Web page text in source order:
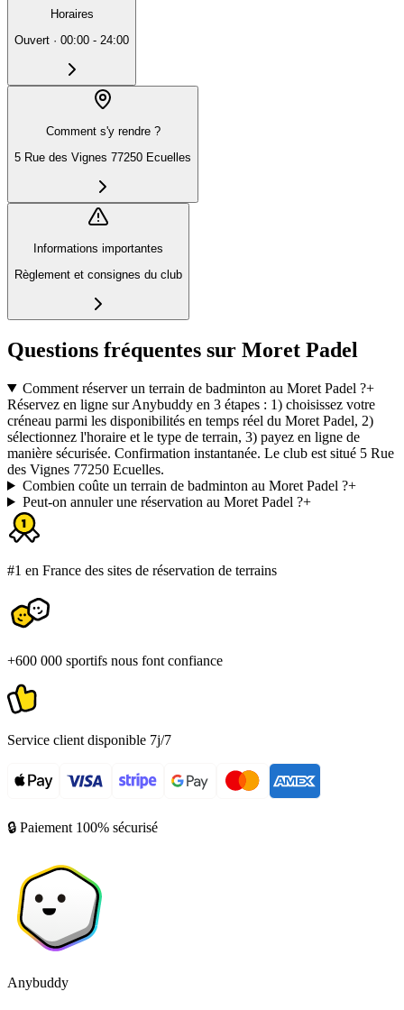
Horaires
Ouvert · 00:00 - 24:00
Comment s'y rendre ?
5 Rue des Vignes 77250 Ecuelles
Informations importantes
Règlement et consignes du club
Questions fréquentes sur Moret Padel
Comment réserver un terrain de badminton au Moret Padel ?+
Réservez en ligne sur Anybuddy en 3 étapes : 1) choisissez votre
créneau parmi les disponibilités en temps réel du Moret Padel, 2)
sélectionnez l'horaire et le type de terrain, 3) payez en ligne de
manière sécurisée. Confirmation instantanée. Le club est situé 5 Rue
des Vignes 77250 Ecuelles.
Combien coûte un terrain de badminton au Moret Padel ?+
Peut-on annuler une réservation au Moret Padel ?+
#1 en France des sites de réservation de terrains
+600 000 sportifs nous font confiance
Service client disponible 7j/7
🔒 Paiement 100% sécurisé
Anybuddy